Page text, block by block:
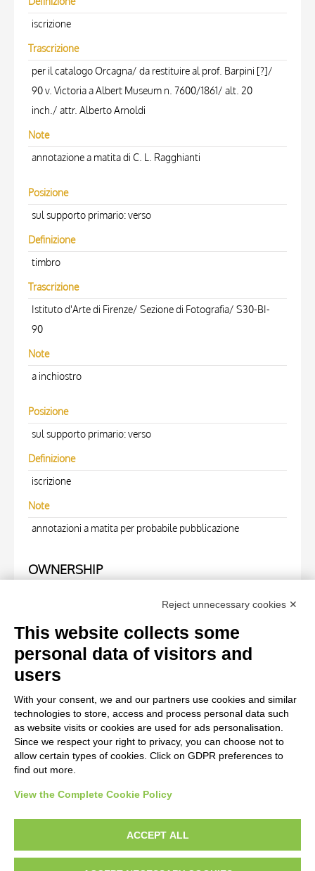
iscrizione
Trascrizione
per il catalogo Orcagna/ da restituire al prof. Barpini [?]/
90 v. Victoria a Albert Museum n. 7600/1861/ alt. 20
inch./ attr. Alberto Arnoldi
Note
annotazione a matita di C. L. Ragghianti
Posizione
sul supporto primario: verso
Definizione
timbro
Trascrizione
Istituto d'Arte di Firenze/ Sezione di Fotografia/ S30-BI-
90
Note
a inchiostro
Posizione
sul supporto primario: verso
Definizione
iscrizione
Note
annotazioni a matita per probabile pubblicazione
OWNERSHIP
Fondazione Centro Studi sull'Arte Licia e Carlo Ludovico
Work of art Entry
Arnoldi Alberto, Madonna con Bambino
diritto d’autore, legge 22 aprile 1941 n. 633. I diritti degli autori, degli artisti e
dei fotografi che hanno realizzato le opere e le immagini, degli enti e delle
Reject unnecessary cookies ✕
This website collects some
personal data of visitors and
users
With your consent, we and our partners use cookies and similar
technologies to store, access and process personal data such
as website visits or cookies are used for ads personalisation.
Since we respect your right to privacy, you can choose not to
allow certain types of cookies. Click on GDPR preferences to
find out more.
View the Complete Cookie Policy
ACCEPT ALL